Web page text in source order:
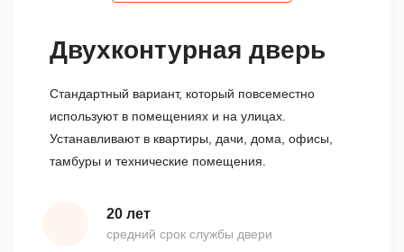
Двухконтурная дверь
Стандартный вариант, который повсеместно
используют в помещениях и на улицах.
Устанавливают в квартиры, дачи, дома, офисы,
тамбуры и технические помещения.
20 лет
средний срок службы двери